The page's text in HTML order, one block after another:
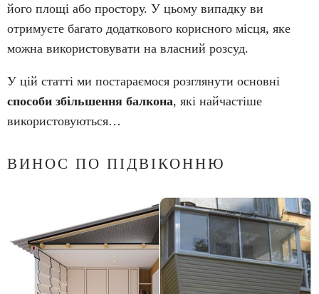
його площі або простору. У цьому випадку ви
отримуєте багато додаткового корисного місця, яке
можна використовувати на власний розсуд.
У цій статті ми постараємося розглянути основні
способи збільшення балкона, які найчастіше
використовуються…
ВИНОС ПО ПІДВІКОННЮ